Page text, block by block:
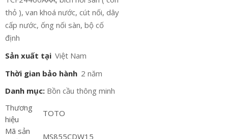
thỏ ), van khoá nước, cút nối, dây
cấp nước, ống nối sàn, bộ cố
định
Sản xuất tại Việt Nam
Thời gian bảo hành 2 năm
Danh mục: Bồn cầu thông minh
Thương
hiệu
TOTO
Mã sản
MS855CDW15